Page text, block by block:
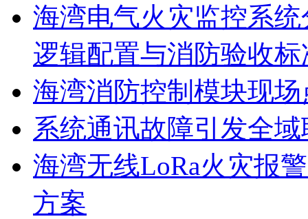
海湾电气火灾监控系
逻辑配置与消防验收标
海湾消防控制模块现
系统通讯故障引发全
海湾无线LoRa火灾报
方案